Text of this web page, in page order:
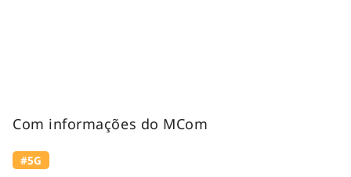
Com informações do MCom
#5G